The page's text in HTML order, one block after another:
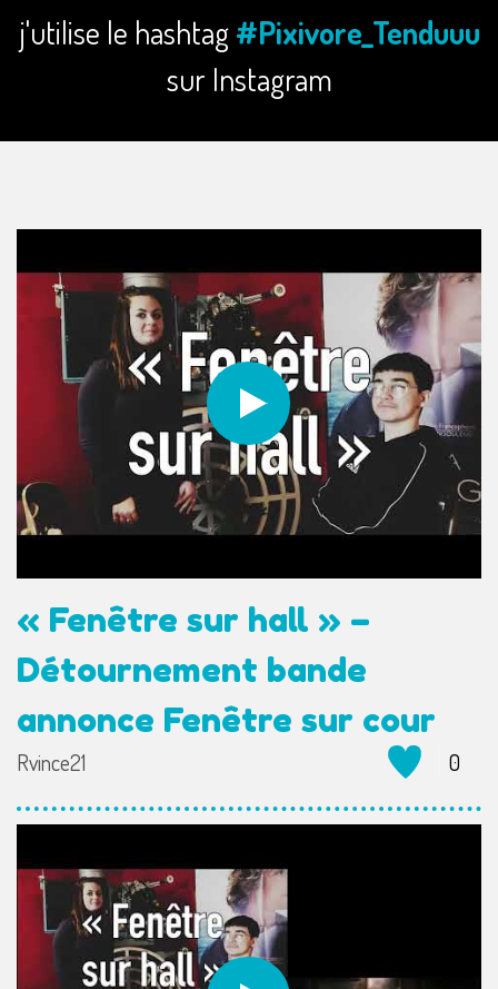
j'utilise le hashtag#Pixivore_Tenduuu
sur Instagram
« Fenêtre sur hall » –
Détournement bande
annonce Fenêtre sur cour
Rvince21 0